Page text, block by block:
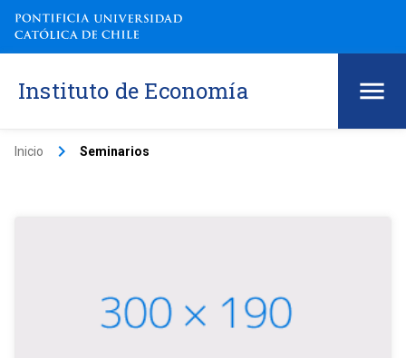
Instituto de Economía
Inicio keyboard_arrow_right Seminarios